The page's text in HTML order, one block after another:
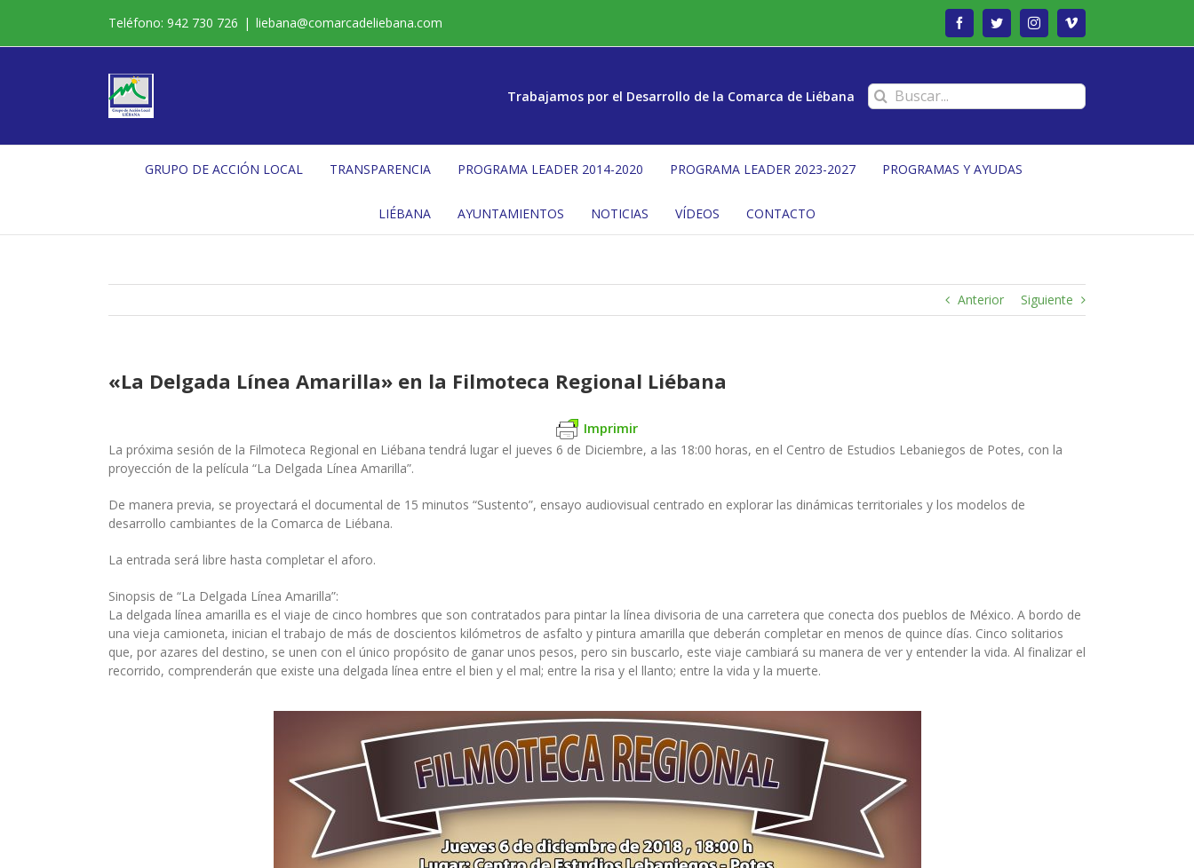
contenido
Teléfono: 942 730 726 | liebana@comarcadeliebana.com FacebookTwitterInstagramVimeo
Trabajamos por el Desarrollo de la Comarca de Liébana Buscar:
GRUPO DE ACCIÓN LOCAL TRANSPARENCIA PROGRAMA LEADER 2014-2020 PROGRAMA LEADER 2023-2027 PROGRAMAS Y AYUDAS
LIÉBANA AYUNTAMIENTOS NOTICIAS VÍDEOS CONTACTO
Anterior Siguiente
«La Delgada Línea Amarilla» en la Filmoteca Regional Liébana
Imprimir
La próxima sesión de la Filmoteca Regional en Liébana tendrá lugar el jueves 6 de Diciembre, a las 18:00 horas, en el Centro de Estudios Lebaniegos de Potes, con la
proyección de la película “La Delgada Línea Amarilla”.
De manera previa, se proyectará el documental de 15 minutos “Sustento”, ensayo audiovisual centrado en explorar las dinámicas territoriales y los modelos de
desarrollo cambiantes de la Comarca de Liébana.
La entrada será libre hasta completar el aforo.
Sinopsis de “La Delgada Línea Amarilla”:
La delgada línea amarilla es el viaje de cinco hombres que son contratados para pintar la línea divisoria de una carretera que conecta dos pueblos de México. A bordo de
una vieja camioneta, inician el trabajo de más de doscientos kilómetros de asfalto y pintura amarilla que deberán completar en menos de quince días. Cinco solitarios
que, por azares del destino, se unen con el único propósito de ganar unos pesos, pero sin buscarlo, este viaje cambiará su manera de ver y entender la vida. Al finalizar el
recorrido, comprenderán que existe una delgada línea entre el bien y el mal; entre la risa y el llanto; entre la vida y la muerte.